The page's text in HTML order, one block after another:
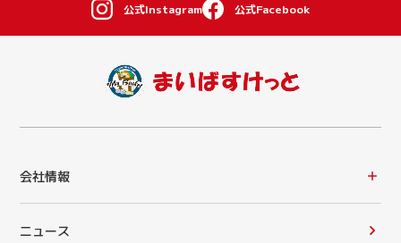
公式Instagram 公式Facebook
会社情報
ニュース